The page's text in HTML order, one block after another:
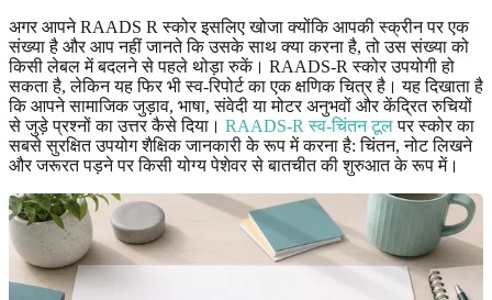
अगर आपने RAADS R स्कोर इसलिए खोजा क्योंकि आपकी स्क्रीन पर एक
संख्या है और आप नहीं जानते कि उसके साथ क्या करना है, तो उस संख्या को
किसी लेबल में बदलने से पहले थोड़ा रुकें। RAADS-R स्कोर उपयोगी हो
सकता है, लेकिन यह फिर भी स्व-रिपोर्ट का एक क्षणिक चित्र है। यह दिखाता है
कि आपने सामाजिक जुड़ाव, भाषा, संवेदी या मोटर अनुभवों और केंद्रित रुचियों
से जुड़े प्रश्नों का उत्तर कैसे दिया। RAADS-R स्व-चिंतन टूलपर स्कोर का
सबसे सुरक्षित उपयोग शैक्षिक जानकारी के रूप में करना है: चिंतन, नोट लिखने
और जरूरत पड़ने पर किसी योग्य पेशेवर से बातचीत की शुरुआत के रूप में।